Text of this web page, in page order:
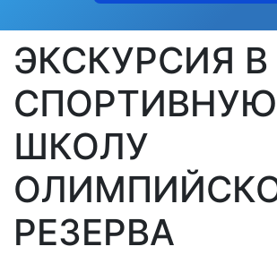
ЭКСКУРСИЯ В
СПОРТИВНУЮ
ШКОЛУ
РЕЗЕРВА